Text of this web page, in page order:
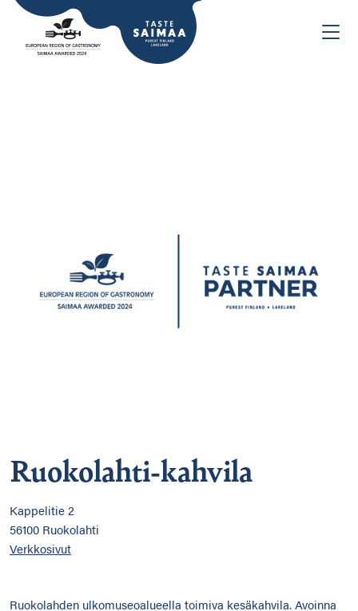
Ruokolahti-kahvila
Kappelitie 2
56100 Ruokolahti
Verkkosivut
Ruokolahden ulkomuseoalueella toimiva kesäkahvila. Avoinna